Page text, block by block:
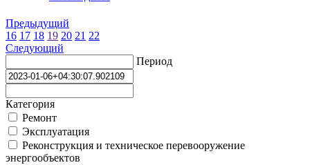
Предыдущий
16 17 18 19 20 21 22
Следующий
Период
Категория
Ремонт
Эксплуатация
Реконструкция и техническое перевооружение
энергообъектов